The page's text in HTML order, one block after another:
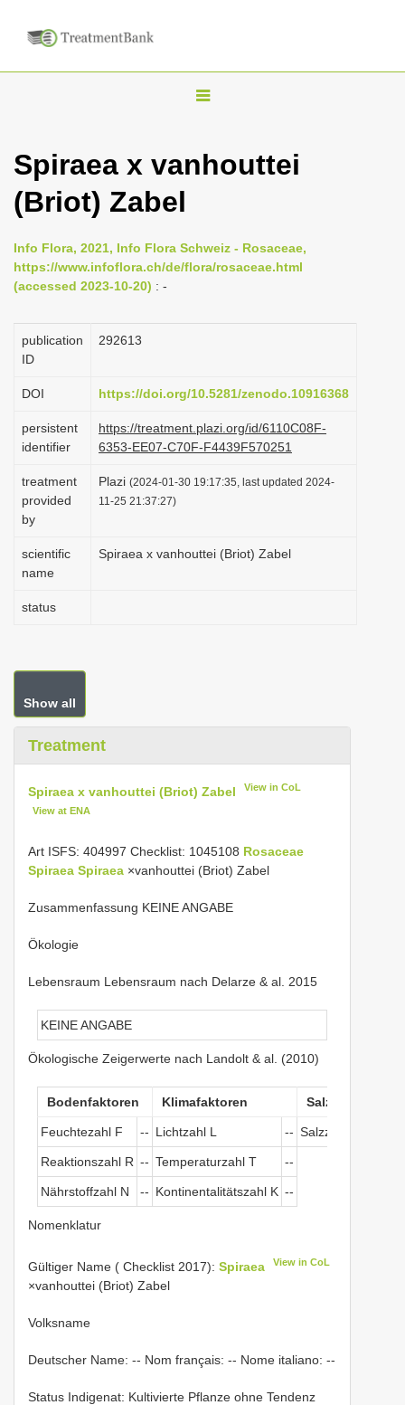
T
g
n
a
i
t
i
o
n
Spiraea x vanhouttei
(Briot) Zabel
Info Flora, 2021, Info Flora Schweiz - Rosaceae,
https://www.infoflora.ch/de/flora/rosaceae.html
(accessed 2023-10-20) : -
publication
ID
292613
DOI https://doi.org/10.5281/zenodo.10916368
persistent
identifier
https://treatment.plazi.org/id/6110C08F-
6353-EE07-C70F-F4439F570251
treatment
provided
by
Plazi (2024-01-30 19:17:35, last updated 2024-
11-25 21:37:27)
scientific
name
Spiraea x vanhouttei (Briot) Zabel
status
Show all
Treatment
Spiraea x vanhouttei (Briot) Zabel View in CoL
View at ENA
Art ISFS: 404997 Checklist: 1045108 Rosaceae
Spiraea Spiraea ×vanhouttei (Briot) Zabel
Zusammenfassung KEINE ANGABE
Ökologie
Lebensraum Lebensraum nach Delarze & al. 2015
KEINE ANGABE
Ökologische Zeigerwerte nach Landolt & al. (2010)
Bodenfaktoren Klimafaktoren Salztoleranz
Feuchtezahl F -- Lichtzahl L -- Salzzeichen
Reaktionszahl R -- Temperaturzahl T --
Nährstoffzahl N -- Kontinentalitätszahl K --
Nomenklatur
Gültiger Name ( Checklist 2017): Spiraea View in CoL
×vanhouttei (Briot) Zabel
Volksname
Deutscher Name: -- Nom français: -- Nome italiano: --
Status Indigenat: Kultivierte Pflanze ohne Tendenz